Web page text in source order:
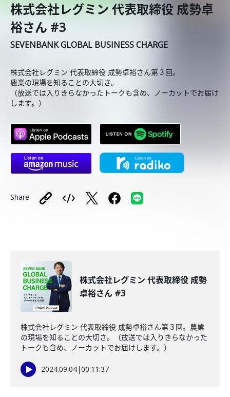
株式会社レグミン 代表取締役 成勢卓
裕さん #3
SEVENBANK GLOBAL BUSINESS CHARGE
株式会社レグミン 代表取締役 成勢卓裕さん第３回。
農業の現場を知ることの大切さ。
（放送では入りきらなかったトークも含め、ノーカットでお届け
します。）
Share
株式会社レグミン 代表取締役 成勢
卓裕さん #3
株式会社レグミン 代表取締役 成勢卓裕さん第３回。農業
の現場を知ることの大切さ。（放送では入りきらなかった
トークも含め、ノーカットでお届けします。）
2024.09.04|00:11:37